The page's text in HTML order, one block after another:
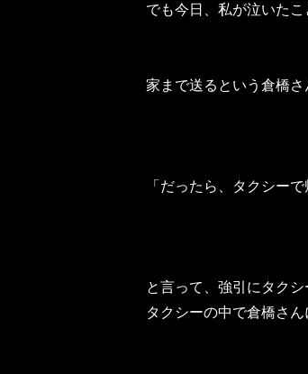
でも今日、私が泣いた
家まで送るという倉橋さ
「だったら、タクシーで
と言って、強引にタク
タクシーの中で倉橋さ